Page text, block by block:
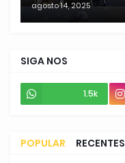
agosto 14, 2025
SIGA NOS
1.5k
POPULAR RECENTES